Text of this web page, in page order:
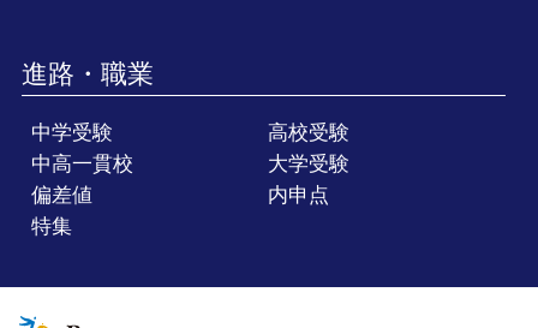
進路・職業
中学受験
高校受験
中高一貫校
大学受験
偏差値
内申点
特集